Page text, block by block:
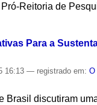
Reitoria de
Para a
16:13— registrado em:O
discutiram